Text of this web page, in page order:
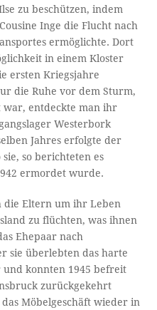
zu beschützen, indem
Inge die Flucht nach
ermöglichte. Dort
in einem Kloster
ersten Kriegsjahre
die Ruhe vor dem Sturm,
war, entdeckte man ihr
Westerbork
Jahres erfolgte der
so berichteten es
ermordet wurde.
die Eltern um ihr Leben
zu flüchten, was ihnen
Ehepaar nach
sie überlebten das harte
konnten 1945 befreit
zurückgekehrt
Möbelgeschäft wieder in